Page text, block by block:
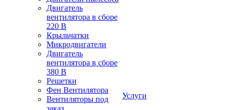
Двигатель
вентилятора в сборе
220 В
Крыльчатки
Микродвигатели
Двигатель
вентилятора в сборе
380 В
Решетки
Фен Вентилятора
Вентиляторы под
заказ
Услуги